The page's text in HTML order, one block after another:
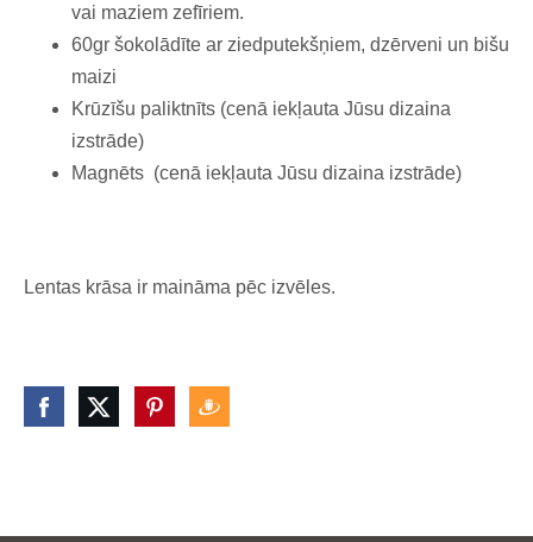
vai maziem zefīriem.
60gr šokolādīte ar ziedputekšņiem, dzērveni un bišu
maizi
Krūzīšu paliktnīts (cenā iekļauta Jūsu dizaina
izstrāde)
Magnēts (cenā iekļauta Jūsu dizaina izstrāde)
Lentas krāsa ir maināma pēc izvēles.